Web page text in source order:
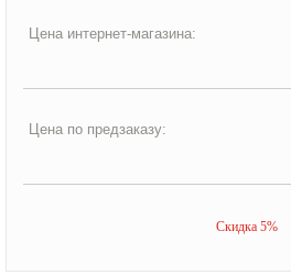
Цена интернет-магазина:
Цена по предзаказу:
Скидка 5%